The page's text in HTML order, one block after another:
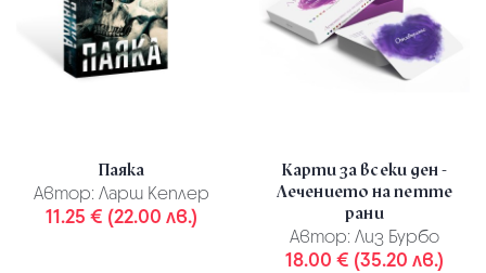
Паяка
Автор: Ларш Кеплер
11.25 € (22.00 лв.)
Карти за всеки ден -
Лечението на петте
рани
Автор: Лиз Бурбо
18.00 € (35.20 лв.)